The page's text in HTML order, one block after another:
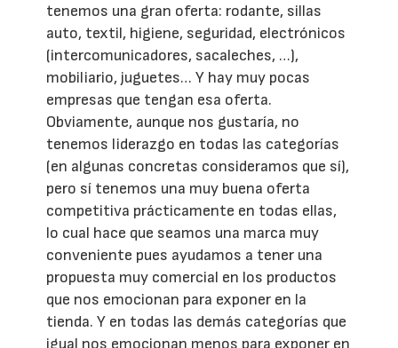
tenemos una gran oferta: rodante, sillas
auto, textil, higiene, seguridad, electrónicos
(intercomunicadores, sacaleches, …),
mobiliario, juguetes… Y hay muy pocas
empresas que tengan esa oferta.
Obviamente, aunque nos gustaría, no
tenemos liderazgo en todas las categorías
(en algunas concretas consideramos que sí),
pero sí tenemos una muy buena oferta
competitiva prácticamente en todas ellas,
lo cual hace que seamos una marca muy
conveniente pues ayudamos a tener una
propuesta muy comercial en los productos
que nos emocionan para exponer en la
tienda. Y en todas las demás categorías que